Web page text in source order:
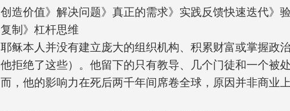
创造价值》解决问题》真正的需求》实践反馈快速迭代》
复制》杠杆思维
耶稣本人并没有建立庞大的组织机构、积累财富或掌握政
他拒绝了这些）。他留下的只有教导、几个门徒和一个被
而，他的影响力在死后两千年间席卷全球，原因并非商业